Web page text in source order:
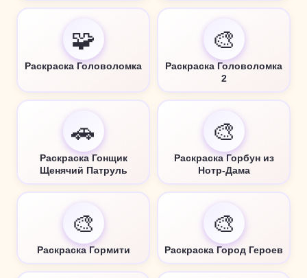
🧩
Раскраска Головоломка
🎨
Раскраска Головоломка
2
🚗
Раскраска Гонщик
Щенячий Патруль
🎨
Раскраска Горбун из
Нотр-Дама
🎨
Раскраска Гормити
🎨
Раскраска Город Героев